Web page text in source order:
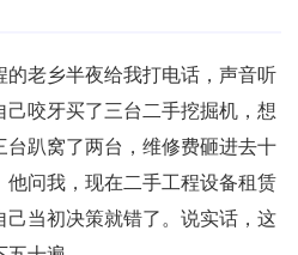
的老乡半夜给我打电话，声音听
咬牙买了三台二手挖掘机，想
趴窝了两台，维修费砸进去十
他问我，现在二手工程设备租赁
当初决策就错了。说实话，这